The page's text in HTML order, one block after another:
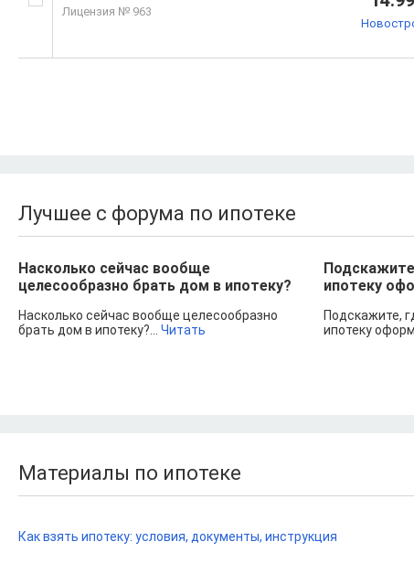
Лицензия № 963
Лучшее с форума по ипотеке
Насколько сейчас вообще
целесообразно брать дом в ипотеку?
Насколько сейчас вообще целесообразно
брать дом в ипотеку?... Читать
ипотеку
Подскажите,
ипотеку
Материалы по ипотеке
Как взять ипотеку: условия, документы, инструкция